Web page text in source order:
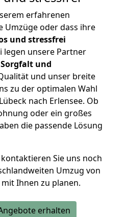
erfahrenen
Umzüge oder dass ihre
und stressfrei
legen unsere Partner
Sorgfalt und
und unser breite
zu der optimalen Wahl
nach Erlensee. Ob
oder ein großes
die passende Lösung
Sie uns noch
Umzug von
Ihnen zu planen.
erhalten